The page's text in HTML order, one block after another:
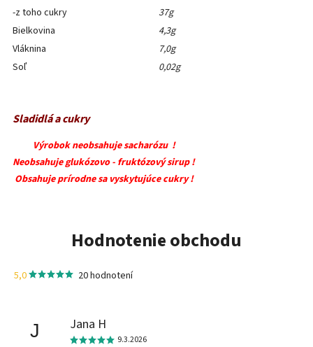
-z toho cukry
37g
Bielkovina
4,3g
Vláknina
7,0g
Soľ
0,02g
Sladidlá a cukry
Výrobok neobsahuje sacharózu !
Neobsahuje glukózovo - fruktózový sirup !
Obsahuje prírodne sa vyskytujúce cukry !
Hodnotenie obchodu
5,0 20 hodnotení
J Jana H
9.3.2026